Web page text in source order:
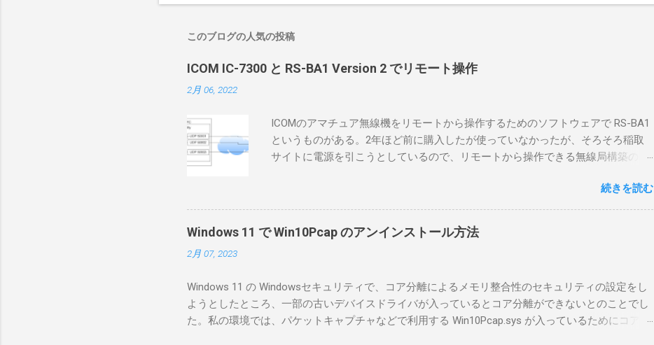
このブログの人気の投稿
ICOM IC-7300 と RS-BA1 Version 2 でリモート操作
2月 06, 2022
ICOMのアマチュア無線機をリモートから操作するためのソフトウェアで RS-BA1
というものがある。2年ほど前に購入したが使っていなかったが、そろそろ稲取
サイトに電源を引こうとしているので、リモートから操作できる無線局構築のた
ろうと思ったのだが、ちっともそんなに簡単につながらなかった。ということ
で、ハマリポイントを明示しながら、私なりの解説を書いてみる。 基本的な構成
RS-BA1を使う場合は、下記のこれらものが必要である ICOMの無線機。 今回は私
が持っているIC-7300を使う。 無線機側(サーバ側) のWindows PC。 今回はちょ
が少ないかなと思って。 操作側 (クライアント側) の Windows PC。 今回は手元
にあるマウスコンピュータのWindows 11が入ったPC 操作側で音声を使った交信
を行うならば、相応なマイクなど。 そして、リモート操作を行うソフトウェアで
続きを読む
Windows 11 で Win10Pcap のアンインストール方法
2月 07, 2023
Windows 11 の Windowsセキュリティで、コア分離によるメモリ整合性のセキュリティの設定をし
ようとしたところ、一部の古いデバイスドライバが入っているとコア分離ができないとのことでし
た。私の環境では、パケットキャプチャなどで利用する Win10Pcap.sys が入っているためにコア分